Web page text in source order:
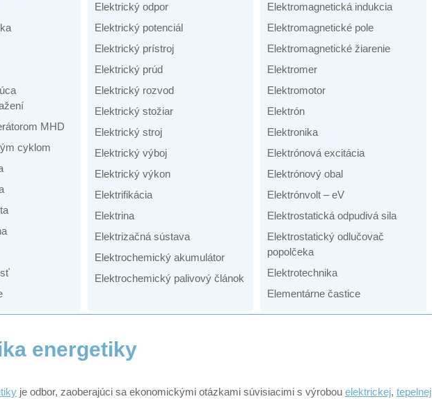
MHD
cyklom
Elektrický odpor
Elektrický potenciál
Elektrický prístroj
Elektrický prúd
Elektrický rozvod
Elektrický stožiar
Elektrický stroj
Elektrický výboj
Elektrický výkon
Elektrifikácia
Elektrina
Elektrizačná sústava
Elektrochemický akumulátor
Elektrochemický palivový článok
Elektromagnetická indukcia
Elektromagnetické pole
Elektromagnetické žiarenie
Elektromer
Elektromotor
Elektrón
Elektronika
Elektrónová excitácia
Elektrónový obal
Elektrónvolt – eV
Elektrostatická odpudivá sila
Elektrostatický odlučovač
popolčeka
Elektrotechnika
Elementárne častice
energetiky
je odbor, zaoberajúci sa ekonomickými otázkami súvisiacimi s výrobou elektrickej, tepelnej